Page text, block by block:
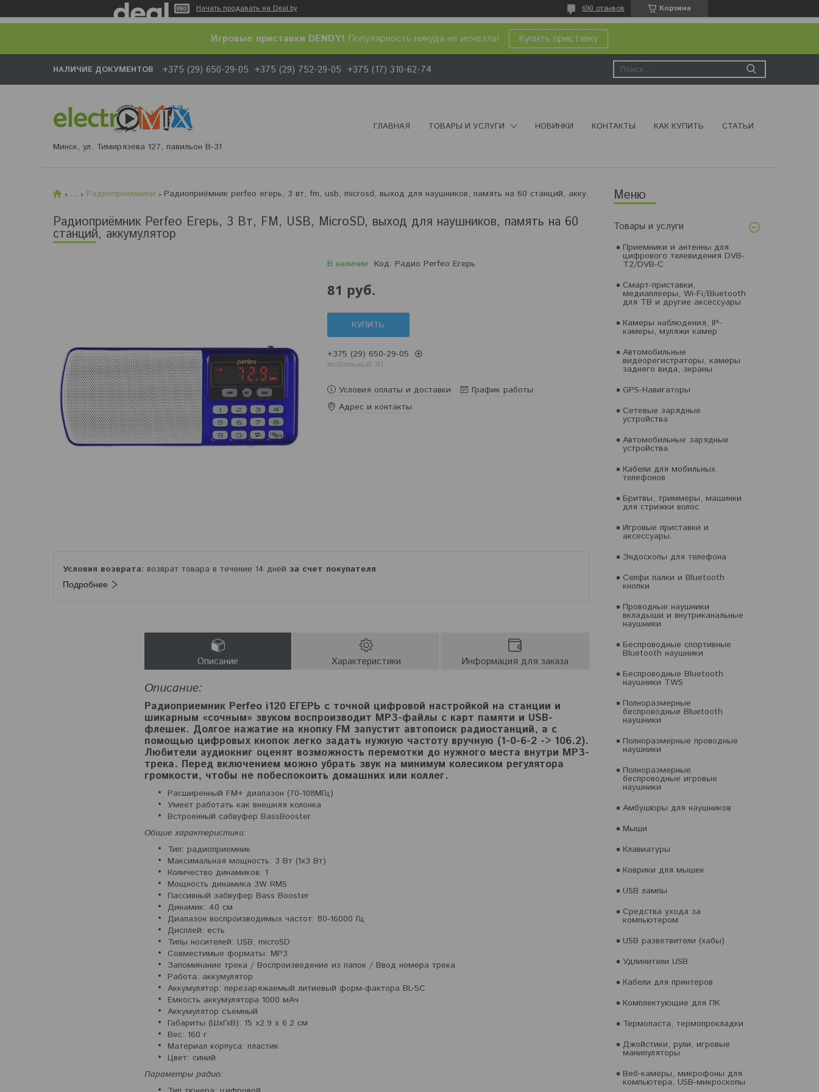
Начать продавать на Deal.by Корзина
690 отзывов
Игровые приставки DENDY! Популярность никуда не исчезла! Купить приставку
НАЛИЧИЕ ДОКУМЕНТОВ +375 (29) 650-29-05 +375 (29) 752-29-05 +375 (17) 310-62-74
Минск, ул. Тимирязева 127, павильон В-31
ГЛАВНАЯ ТОВАРЫ И УСЛУГИ НОВИНКИ КОНТАКТЫ КАК КУПИТЬ СТАТЬИ
Товары и услуги
Приемники и антенны для
цифрового телевидения DVB-
T2/DVB-C
Смарт-приставки,
медиаплееры, Wi-Fi/Bluetooth
для ТВ и другие аксессуары
Камеры наблюдения, IP-
камеры, муляжи камер
Автомобильные
видеорегистраторы, камеры
заднего вида, экраны
GPS-Навигаторы
Сетевые зарядные
устройства
Автомобильные зарядные
устройства
Кабели для мобильных
телефонов
Бритвы, триммеры, машинки
для стрижки волос
Игровые приставки и
аксессуары.
Эндоскопы для телефона
Селфи палки и Bluetooth
кнопки
Проводные наушники
вкладыши и внутриканальные
наушники
Беспроводные спортивные
Bluetooth наушники
Беспроводные Bluetooth
наушники TWS
Полноразмерные
беспроводные Bluetooth
наушники
Полноразмерные проводные
наушники
Полноразмерные
беспроводные игровые
наушники
Амбушюры для наушников
Мыши
Клавиатуры
Коврики для мышек
USB лампы
Средства ухода за
компьютером
USB разветвители (хабы)
Удлинители USB
Кабели для принтеров
Комплектующие для ПК
Термопаста, термопрокладки
Джойстики, рули, игровые
манипуляторы
Веб-камеры, микрофоны для
компьютера, USB-микроскопы
... Радиоприёмники Радиоприёмник perfeo егерь, 3 вт, fm, usb, microsd, выход для наушников, память на 60 станций, аккумулятор
Радиоприёмник Perfeo Егерь, 3 Вт, FM, USB, MicroSD, выход для наушников, память на 60
станций, аккумулятор
В наличии Код: Радио Perfeo Егерь
81 руб.
КУПИТЬ
+375 (29) 650-29-05
мобильный A1
Условия оплаты и доставки
График работы
Адрес и контакты
возврат товара в течение 14 дней за счет покупателя
Подробнее
Описание Характеристики Информация для заказа
Описание:
Радиоприемник Perfeo i120 ЕГЕРЬ с точной цифровой настройкой на станции и
шикарным «сочным» звуком воспроизводит MP3-файлы с карт памяти и USB-
флешек. Долгое нажатие на кнопку FM запустит автопоиск радиостанций, а с
помощью цифровых кнопок легко задать нужную частоту вручную (1-0-6-2 -> 106.2).
Любители аудиокниг оценят возможность перемотки до нужного места внутри MP3-
трека. Перед включением можно убрать звук на минимум колесиком регулятора
громкости, чтобы не побеспокоить домашних или коллег.
Расширенный FM+ диапазон (70-108МГц)
Умеет работать как внешняя колонка
Встроенный сабвуфер BassBooster
Общие характеристики:
Тип: радиоприемник
Максимальная мощность: 3 Вт (1х3 Вт)
Количество динамиков: 1
Мощность динамика 3W RMS
Пассивный забвуфер Bass Booster
Динамик: 40 см
Диапазон воспроизводимых частот: 80-16000 Гц
Дисплей: есть
Типы носителей: USB, microSD
Совместимые форматы: MP3
Запоминание трека / Воспроизведение из папок / Ввод номера трека
Работа: аккумулятор
Аккумулятор: перезаряжаемый литиевый форм-фактора BL-5C
Емкость аккумулятора 1000 мАч
Аккумулятор съемный
Габариты (ШхГхВ): 15 х2.9 х 6.2 см
Вес: 160 г
Материал корпуса: пластик
Цвет: синий
Параметры радио: